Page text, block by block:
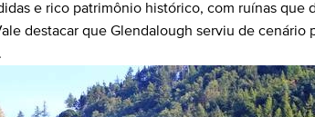
e rico patrimônio histórico, com ruínas que
destacar que Glendalough serviu de cenário